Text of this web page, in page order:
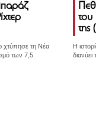
χτύπησε τη Νέα
των 7,5
της
Η
διανύει